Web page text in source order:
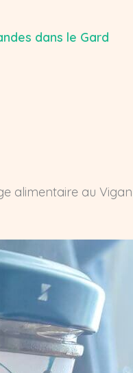
dans le Gard
alimentaire au Vigan